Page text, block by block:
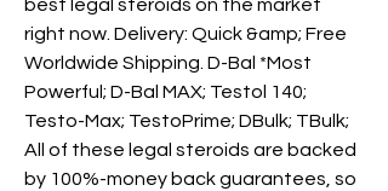
best legal steroids on the market
right now. Delivery: Quick &amp; Free
Worldwide Shipping. D-Bal *Most
Powerful; D-Bal MAX; Testol 140;
Testo-Max; TestoPrime; DBulk; TBulk;
All of these legal steroids are backed
by 100%-money back guarantees, so